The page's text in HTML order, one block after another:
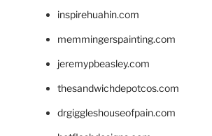
inspirehuahin.com
memmingerspainting.com
jeremypbeasley.com
thesandwichdepotcos.com
drgiggleshouseofpain.com